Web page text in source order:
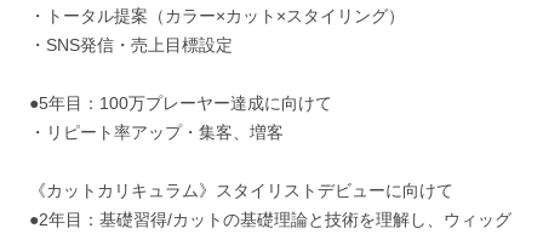
・トータル提案（カラー×カット×スタイリング）
・SNS発信・売上目標設定
●5年目：100万プレーヤー達成に向けて
・リピート率アップ・集客、増客
《カットカリキュラム》スタイリストデビューに向けて
●2年目：基礎習得/カットの基礎理論と技術を理解し、ウィッグ